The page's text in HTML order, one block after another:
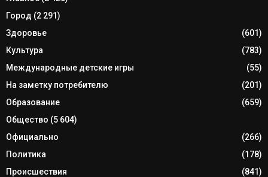
Город (2 291)
Здоровье
(601)
Культура
(783)
Международные детские игры
(55)
На заметку потребителю
(201)
Образование
(659)
Общество (5 604)
Официально
(266)
Политика
(178)
Происшествия
(841)